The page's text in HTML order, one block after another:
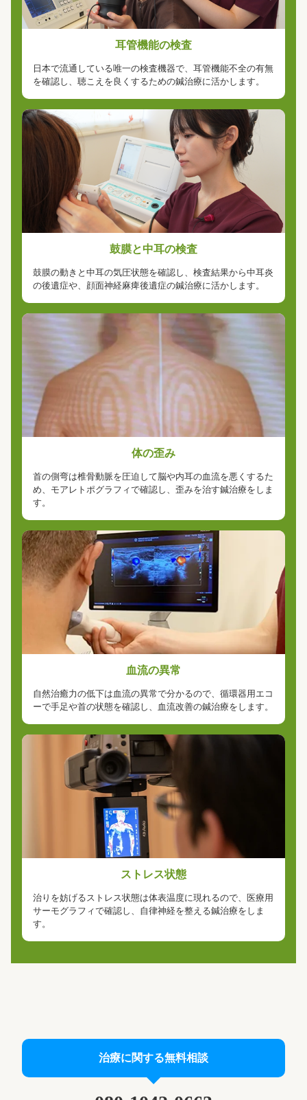
治療に関する無料メール相談は24時間以内に回答
耳管機能の検査
日本で流通している唯一の検査機器で、耳管機能不全の有無
を確認し、聴こえを良くするための鍼治療に活かします。
鼓膜と中耳の検査
鼓膜の動きと中耳の気圧状態を確認し、検査結果から中耳炎
の後遺症や、顔面神経麻痺後遺症の鍼治療に活かします。
体の歪み
首の側弯は椎骨動脈を圧迫して脳や内耳の血流を悪くするた
め、モアレトポグラフィで確認し、歪みを治す鍼治療をしま
す。
血流の異常
自然治癒力の低下は血流の異常で分かるので、循環器用エコ
ーで手足や首の状態を確認し、血流改善の鍼治療をします。
ストレス状態
治りを妨げるストレス状態は体表温度に現れるので、医療用
サーモグラフィで確認し、自律神経を整える鍼治療をしま
す。
治療に関する無料相談